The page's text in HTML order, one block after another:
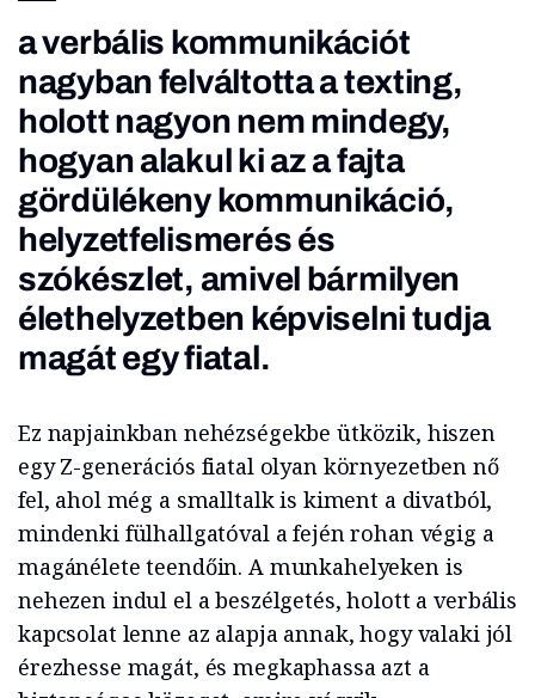
a verbális kommunikációt
nagyban felváltotta a texting,
holott nagyon nem mindegy,
hogyan alakul ki az a fajta
gördülékeny kommunikáció,
helyzetfelismerés és
szókészlet, amivel bármilyen
élethelyzetben képviselni tudja
magát egy fiatal.
Ez napjainkban nehézségekbe ütközik, hiszen
egy Z-generációs fiatal olyan környezetben nő
fel, ahol még a smalltalk is kiment a divatból,
mindenki fülhallgatóval a fején rohan végig a
magánélete teendőin. A munkahelyeken is
nehezen indul el a beszélgetés, holott a verbális
kapcsolat lenne az alapja annak, hogy valaki jól
érezhesse magát, és megkaphassa azt a